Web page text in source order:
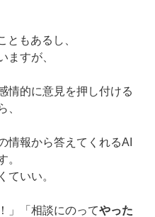
ともあるし、
ますが、
情的に意見を押し付ける
、
情報から答えてくれるAI
。
ていい。
」「相談にのってやった